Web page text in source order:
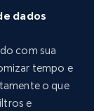
dados
com sua
tempo e
o que
e